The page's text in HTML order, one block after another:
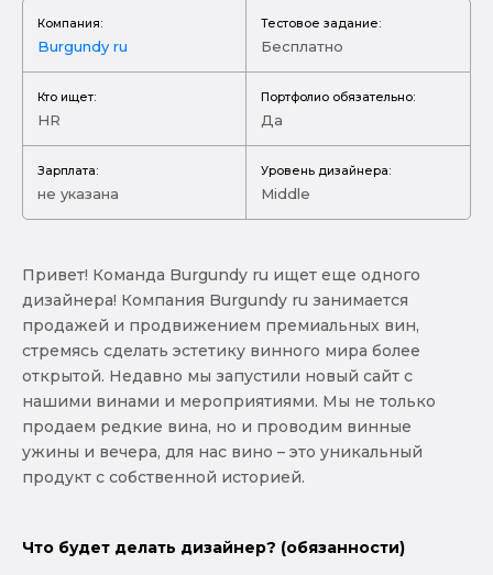
Компания:
Burgundy ru
Тестовое задание:
Бесплатно
Кто ищет:
HR
Портфолио обязательно:
Да
Зарплата:
не указана
Уровень дизайнера:
Middle
Привет! Команда Burgundy ru ищет еще одного
дизайнера! Компания Burgundy ru занимается
продажей и продвижением премиальных вин,
стремясь сделать эстетику винного мира более
открытой. Недавно мы запустили новый сайт с
нашими винами и мероприятиями. Мы не только
продаем редкие вина, но и проводим винные
ужины и вечера, для нас вино – это уникальный
продукт с собственной историей.
Что будет делать дизайнер? (обязанности)